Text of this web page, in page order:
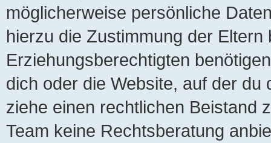
möglicherweise persönliche
hierzu die Zustimmung der
Erziehungsberechtigten
dich oder die Website, auf der
ziehe einen rechtlichen Beistand
Team keine Rechtsberatung